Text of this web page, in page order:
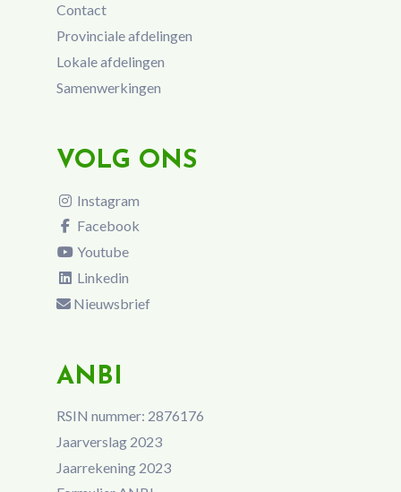
Contact
Provinciale afdelingen
Lokale afdelingen
Samenwerkingen
VOLG ONS
Instagram
Facebook
Youtube
Linkedin
Nieuwsbrief
ANBI
RSIN nummer: 2876176
Jaarverslag 2023
Jaarrekening 2023